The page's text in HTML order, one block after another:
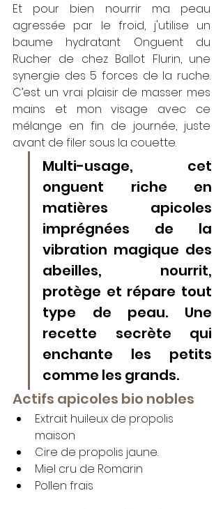
Et pour bien nourrir ma peau
agressée par le froid, j'utilise un
baume hydratant Onguent du
Rucher de chez Ballot Flurin, une
synergie des 5 forces de la ruche.
C’est un vrai plaisir de masser mes
mains et mon visage avec ce
mélange en fin de journée, juste
avant de filer sous la couette.
Multi-usage, cet
onguent riche en
matières apicoles
imprégnées de la
vibration magique des
abeilles, nourrit,
protège et répare tout
type de peau. Une
recette secrète qui
enchante les petits
comme les grands.
Actifs apicoles bio nobles
Extrait huileux de propolis
maison
Cire de propolis jaune.
Miel cru de Romarin
Pollen frais